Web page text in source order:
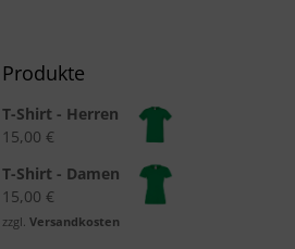
Produkte
T-Shirt - Herren
15,00€
T-Shirt - Damen
15,00€
zzgl.Versandkosten